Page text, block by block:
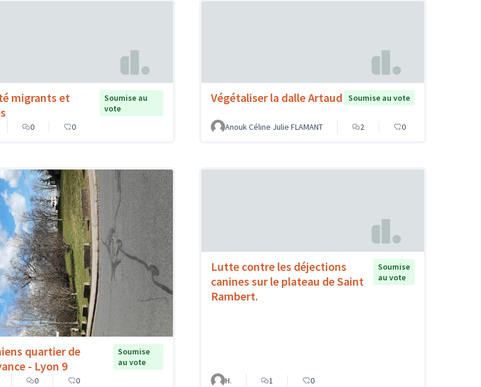
migrants et
Soumise au
vote
0 0
Végétaliser la dalle Artaud Soumise au vote
Anouk Céline Julie FLAMANT 2 0
quartier de
- Lyon 9
Soumise
au vote
0 0
Lutte contre les déjections
canines sur le plateau de Saint
Rambert.
Soumise
au vote
H. 1 0